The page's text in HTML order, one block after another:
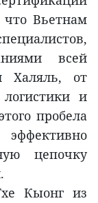
что Вьетнам
всей
Халяль, от
и
пробела
цепочку
Кыонг из